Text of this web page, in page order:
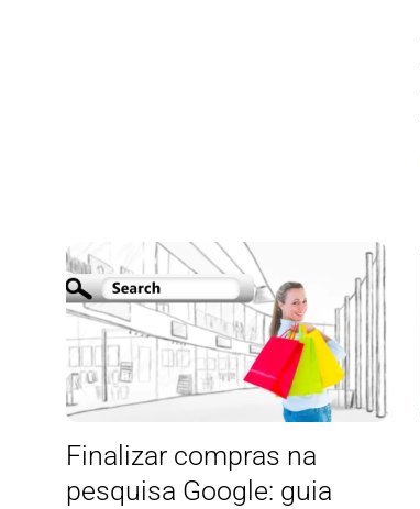
Finalizar compras na
pesquisa Google: guia